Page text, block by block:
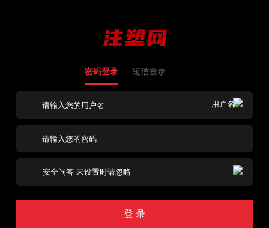
密码登录 短信登录
登 录